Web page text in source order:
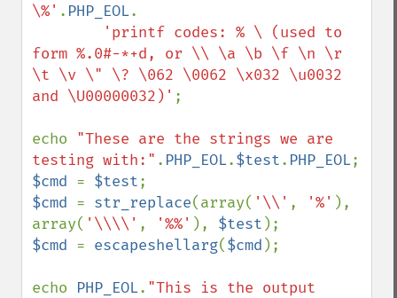
\%' . PHP_EOL.
'printf codes: % \ (used to
form %.0#-*+d, or \\ \a \b \f \n \r
\t \v \" \? \062 \0062 \x032 \u0032
and \U00000032)' ;
echo "These are the strings we are
testing with:" . PHP_EOL.$test. PHP_EOL
$cmd = $test
$cmd = str_replace(array( '\\' , '%' ),
array( '\\\\' , '%%' ), $test
$cmd = escapeshellarg($cmd );
echo PHP_EOL. "This is the output